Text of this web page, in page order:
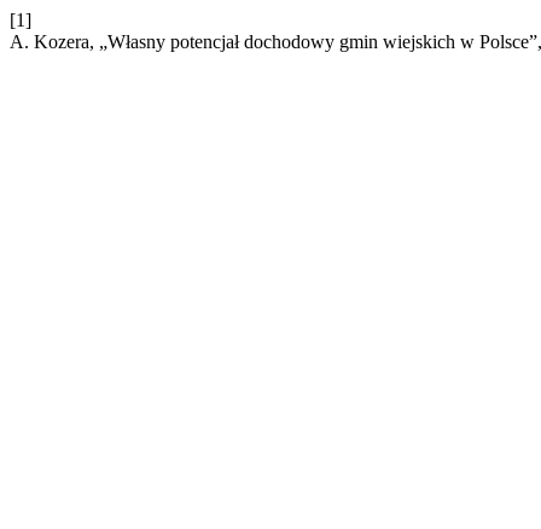
[1]
A. Kozera, „Własny potencjał dochodowy gmin wiejskich w